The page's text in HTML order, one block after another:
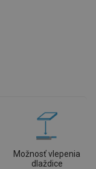
Možnosť vlepenia
dlaždice